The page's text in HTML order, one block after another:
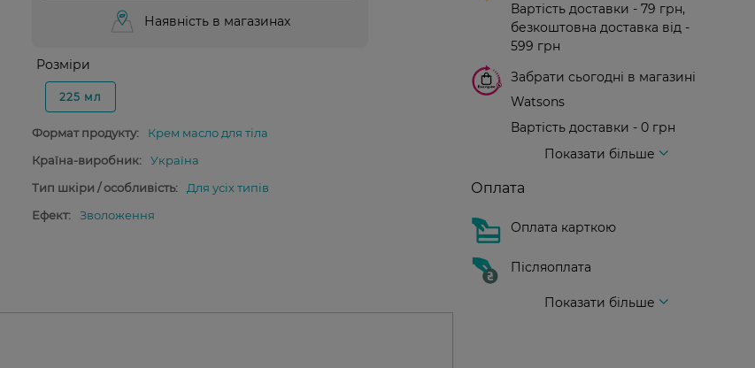
Наявність в магазинах
Розміри
225 мл
Формат продукту:
Крем масло для тіла
Країна-виробник:
Україна
Тип шкіри / особливість:
Для усіх типів
Ефект:
Зволоження
Вартість доставки - 79 грн,
безкоштовна доставка від -
599 грн
Забрати сьогодні в магазині
Watsons
Вартість доставки - 0 грн
Показати більше
Оплата
Оплата карткою
Післяоплата
Показати більше